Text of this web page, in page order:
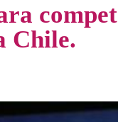
Chile.